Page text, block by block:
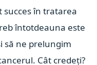
succes în tratarea
întotdeauna este
să ne prelungim
Cât credeți?